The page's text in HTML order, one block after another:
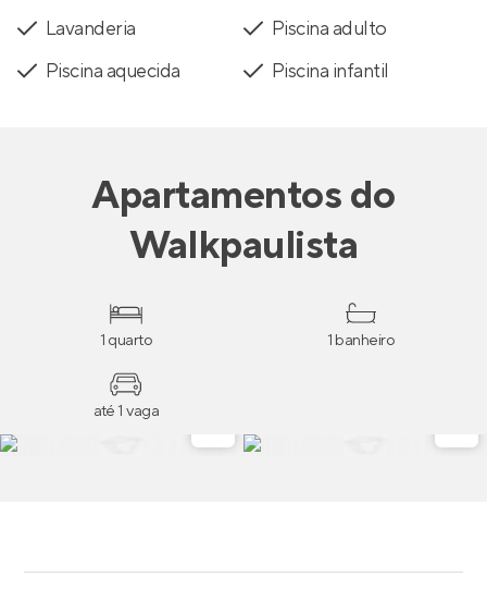
Lavanderia
Piscina adulto
Piscina aquecida
Piscina infantil
Apartamentosdo
Walkpaulista
1 quarto 1 banheiro
até 1 vaga